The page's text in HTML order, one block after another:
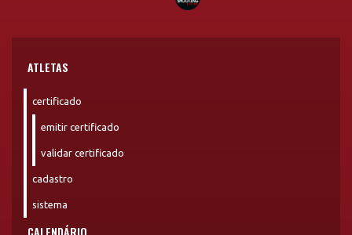
ATLETAS
certificado
emitir certificado
validar certificado
cadastro
sistema
CALENDÁRIO